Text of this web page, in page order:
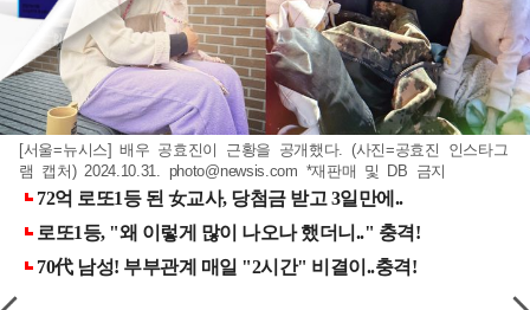
[서울=뉴시스] 배우 공효진이 근황을 공개했다. (사진=공효진 인스타그
램 캡처) 2024.10.31. photo@newsis.com *재판매 및 DB 금지